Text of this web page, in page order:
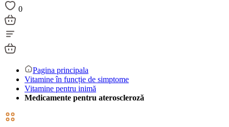
0
Pagina principala
Vitamine în funcție de simptome
Vitamine pentru inimă
Medicamente pentru ateroscleroză